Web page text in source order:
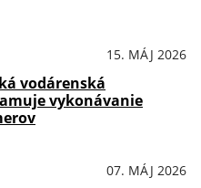
15. MÁJ 2026
vodárenská
vykonávanie
07. MÁJ 2026